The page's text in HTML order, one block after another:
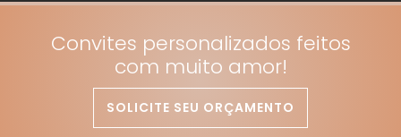
Convites personalizados feitos
com muito amor!
SOLICITE SEU ORÇAMENTO